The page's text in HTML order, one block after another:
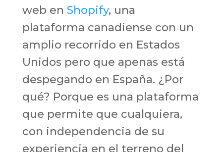
web en Shopify, una
plataforma canadiense con un
amplio recorrido en Estados
Unidos pero que apenas está
despegando en España. ¿Por
qué? Porque es una plataforma
que permite que cualquiera,
con independencia de su
experiencia en el terreno del